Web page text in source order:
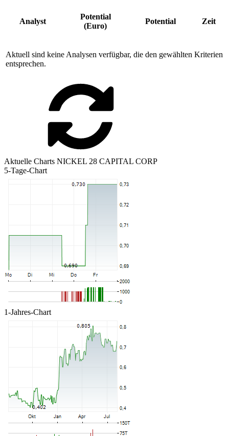
Analyst
Potential
(Euro)
Potential Zeit
Aktuell sind keine Analysen verfügbar, die den gewählten Kriterien
entsprechen.
Aktuelle Charts NICKEL 28 CAPITAL CORP
5-Tage-Chart
1-Jahres-Chart